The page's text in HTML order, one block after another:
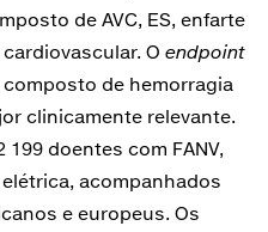
de AVC, ES, enfarte
O endpoint
de hemorragia
clinicamente relevante.
doentes com FANV,
acompanhados
e europeus. Os